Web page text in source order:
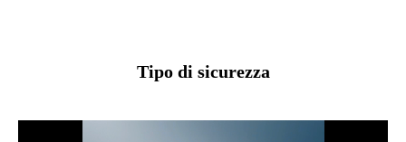
Tipo di sicurezza